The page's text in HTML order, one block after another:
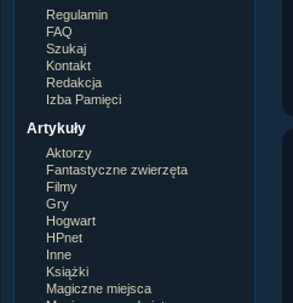
Regulamin
FAQ
Szukaj
Kontakt
Redakcja
Izba Pamięci
Artykuły
Aktorzy
Fantastyczne zwierzęta
Filmy
Gry
Hogwart
HPnet
Inne
Książki
Magiczne miejsca